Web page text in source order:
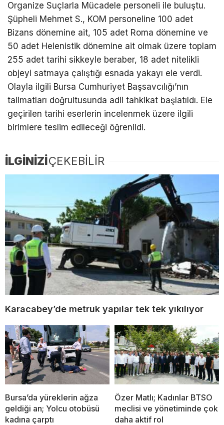
Organize Suçlarla Mücadele personeli ile buluştu.
Şüpheli Mehmet S., KOM personeline 100 adet
Bizans dönemine ait, 105 adet Roma dönemine ve
50 adet Helenistik dönemine ait olmak üzere toplam
255 adet tarihi sikkeyle beraber, 18 adet nitelikli
objeyi satmaya çalıştığı esnada yakayı ele verdi.
Olayla ilgili Bursa Cumhuriyet Başsavcılığı’nın
talimatları doğrultusunda adli tahkikat başlatıldı. Ele
geçirilen tarihi eserlerin incelenmek üzere ilgili
birimlere teslim edileceği öğrenildi.
İLGİNİZİÇEKEBİLİR
Karacabey’de metruk yapılar tek tek yıkılıyor
Bursa’da yüreklerin ağza
geldiği an; Yolcu otobüsü
kadına çarptı
Özer Matlı; Kadınlar BTSO
meclisi ve yönetiminde çok
daha aktif rol